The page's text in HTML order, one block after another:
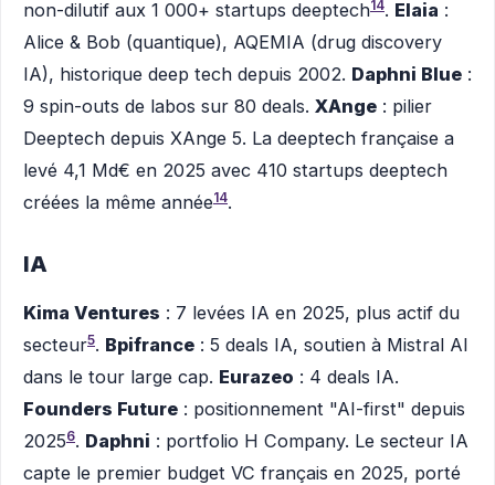
non-dilutif aux 1 000+ startups deeptech14. Elaia :
Alice & Bob (quantique), AQEMIA (drug discovery
IA), historique deep tech depuis 2002. Daphni Blue :
9 spin-outs de labos sur 80 deals. XAnge : pilier
Deeptech depuis XAnge 5. La deeptech française a
levé 4,1 Md€ en 2025 avec 410 startups deeptech
créées la même année14.
IA
Kima Ventures : 7 levées IA en 2025, plus actif du
secteur5. Bpifrance : 5 deals IA, soutien à Mistral AI
dans le tour large cap. Eurazeo : 4 deals IA.
Founders Future : positionnement "AI-first" depuis
20256. Daphni : portfolio H Company. Le secteur IA
capte le premier budget VC français en 2025, porté